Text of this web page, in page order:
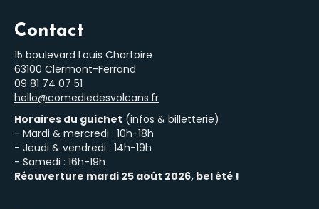
Contact
15 boulevard Louis Chartoire
63100 Clermont-Ferrand
‭09 81 74 07 51‬
hello@comediedesvolcans.fr
Horaires du guichet (infos & billetterie)
- Mardi & mercredi : 10h-18h
- Jeudi & vendredi : 14h-19h
- Samedi : 16h-19h
Réouverture mardi 25 août 2026, bel été !